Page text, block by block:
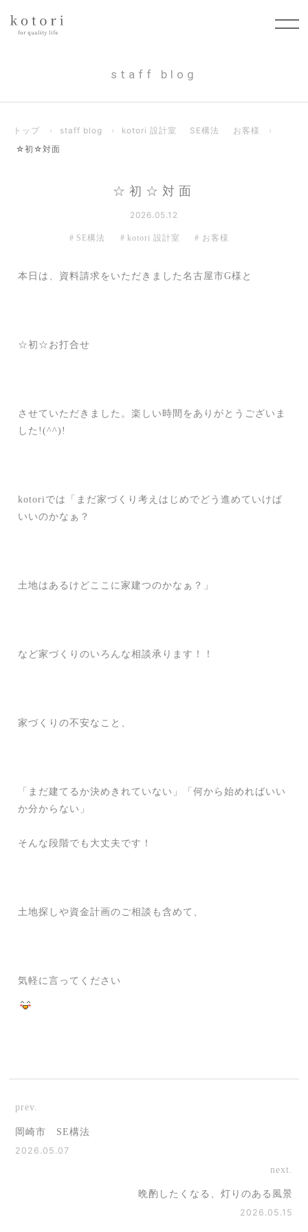
staff blog
トップ › staff blog › kotori 設計室 SE構法 お客様
›
☆初☆対面
☆初☆対面
2026.05.12
SE構法 kotori 設計室 お客様
本日は、資料請求をいただきました名古屋市G様と
☆初☆お打合せ
させていただきました。楽しい時間をありがとうございま
した!(^^)!
kotoriでは「まだ家づくり考えはじめでどう進めていけば
いいのかなぁ？
土地はあるけどここに家建つのかなぁ？」
など家づくりのいろんな相談承ります！！
家づくりの不安なこと、
「まだ建てるか決めきれていない」「何から始めればいい
か分からない」
そんな段階でも大丈夫です！
土地探しや資金計画のご相談も含めて、
気軽に言ってください
prev.
岡崎市 SE構法
2026.05.07
next.
晩酌したくなる、灯りのある風景
2026.05.15